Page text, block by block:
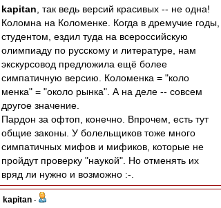
kapitan , так ведь версий красивых -- не одна!
Коломна на Коломенке. Когда в дремучие годы,
студентом, ездил туда на всероссийскую
олимпиаду по русскому и литературе, нам
экскурсовод предложила ещё более
симпатичную версию. Коломенка = "коло
менка" = "около рынка". А на деле -- совсем
другое значение.
Пардон за офтоп, конечно. Впрочем, есть тут
общие законы. У болельщиков тоже много
симпатичных мифов и мификов, которые не
пройдут проверку "наукой". Но отменять их
вряд ли нужно и возможно :-.
kapitan -